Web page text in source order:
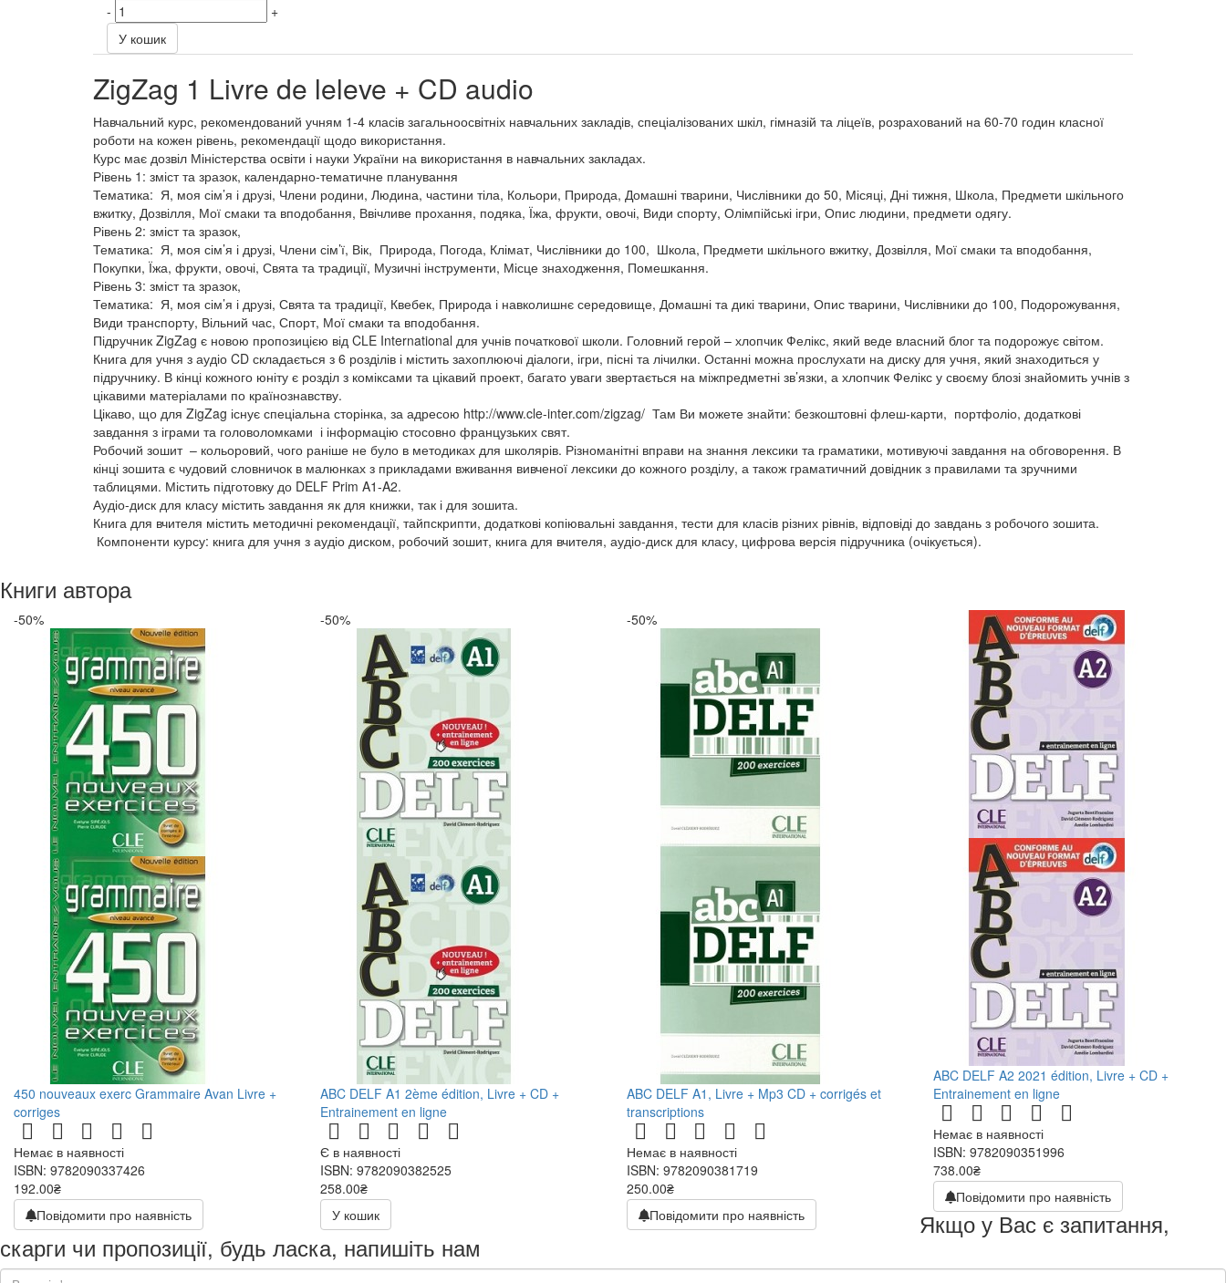
-
+
У кошик
ZigZag 1 Livre de leleve + CD audio
Навчальний курс, рекомендований учням 1-4 класів загальноосвітніх навчальних закладів, спеціалізованих шкіл, гімназій та ліцеїв, розрахований на 60-70 годин класної
роботи на кожен рівень, рекомендації щодо використання.
Курс має дозвіл Міністерства освіти і науки України на використання в навчальних закладах.
Рівень 1: зміст та зразок, календарно-тематичне планування
Тематика: Я, моя сім’я і друзі, Члени родини, Людина, частини тіла, Кольори, Природа, Домашні тварини, Числівники до 50, Місяці, Дні тижня, Школа, Предмети шкільного
вжитку, Дозвілля, Мої смаки та вподобання, Ввічливе прохання, подяка, Їжа, фрукти, овочі, Види спорту, Олімпійські ігри, Опис людини, предмети одягу.
Рівень 2: зміст та зразок,
Тематика: Я, моя сім’я і друзі, Члени сім’ї, Вік, Природа, Погода, Клімат, Числівники до 100, Школа, Предмети шкільного вжитку, Дозвілля, Мої смаки та вподобання,
Покупки, Їжа, фрукти, овочі, Свята та традиції, Музичні інструменти, Місце знаходження, Помешкання.
Рівень 3: зміст та зразок,
Тематика: Я, моя сім’я і друзі, Свята та традиції, Квебек, Природа і навколишнє середовище, Домашні та дикі тварини, Опис тварини, Числівники до 100, Подорожування,
Види транспорту, Вільний час, Спорт, Мої смаки та вподобання.
Підручник ZigZag є новою пропозицією від CLE International для учнів початкової школи. Головний герой – хлопчик Фелікс, який веде власний блог та подорожує світом.
Книга для учня з аудіо CD складається з 6 розділів і містить захоплюючі діалоги, ігри, пісні та лічилки. Останні можна прослухати на диску для учня, який знаходиться у
підручнику. В кінці кожного юніту є розділ з коміксами та цікавий проект, багато уваги звертається на міжпредметні зв’язки, а хлопчик Фелікс у своєму блозі знайомить учнів з
цікавими матеріалами по країнознавству.
Цікаво, що для ZigZag існує спеціальна сторінка, за адресою http://www.cle-inter.com/zigzag/ Там Ви можете знайти: безкоштовні флеш-карти, портфоліо, додаткові
завдання з іграми та головоломками і інформацію стосовно французьких свят.
Робочий зошит – кольоровий, чого раніше не було в методиках для школярів. Різноманітні вправи на знання лексики та граматики, мотивуючі завдання на обговорення. В
кінці зошита є чудовий словничок в малюнках з прикладами вживання вивченої лексики до кожного розділу, а також граматичний довідник з правилами та зручними
таблицями. Містить підготовку до DELF Prim A1-A2.
Аудіо-диск для класу містить завдання як для книжки, так і для зошита.
Книга для вчителя містить методичні рекомендації, тайпскрипти, додаткові копіювальні завдання, тести для класів різних рівнів, відповіді до завдань з робочого зошита.
Компоненти курсу: книга для учня з аудіо диском, робочий зошит, книга для вчителя, аудіо-диск для класу, цифрова версія підручника (очікується).
Книги автора
-50%
450 nouveaux exerc Grammaire Avan Livre +
corriges
Немає в наявності
ISBN: 9782090337426
192.00₴
384.00₴Повідомити про наявність
-50%
ABC DELF A1 2ème édition, Livre + CD +
Entrainement en ligne
Є в наявності
ISBN: 9782090382525
258.00₴
516.00₴
У кошик
-50%
ABC DELF A1, Livre + Mp3 CD + corrigés et
transcriptions
Немає в наявності
ISBN: 9782090381719
250.00₴
500.00₴Повідомити про наявність
ABC DELF A2 2021 édition, Livre + CD +
Entrainement en ligne
Немає в наявності
ISBN: 9782090351996
738.00₴
Повідомити про наявність
Якщо у Вас є запитання,
скарги чи пропозиції, будь ласка, напишіть нам